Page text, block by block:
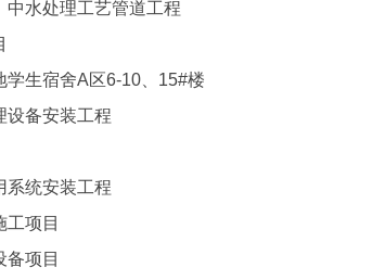
水处理工艺管道工程
生宿舍A区6-10、15#楼
设备安装工程
系统安装工程
项目
项目